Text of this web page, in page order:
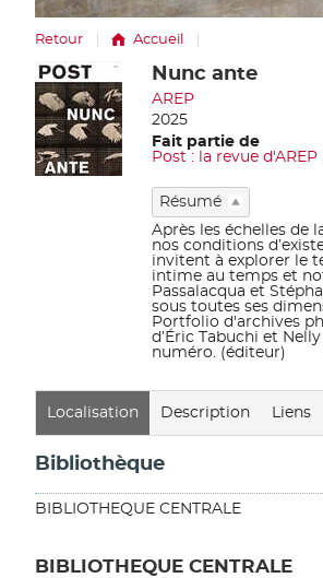
Retour Accueil
Détail
document
Nunc ante
AREP
2025
Fait partie de
Post : la revue d'AREP
Résumé
Après les échelles de
nos conditions
invitent à explorer le
intime au temps et
Passalacqua et
sous toutes ses
Portfolio d'archives
d’Éric Tabuchi et
numéro. (éditeur)
Localisation Description Liens
Bibliothèque
BIBLIOTHEQUE CENTRALE
BIBLIOTHEQUE CENTRALE